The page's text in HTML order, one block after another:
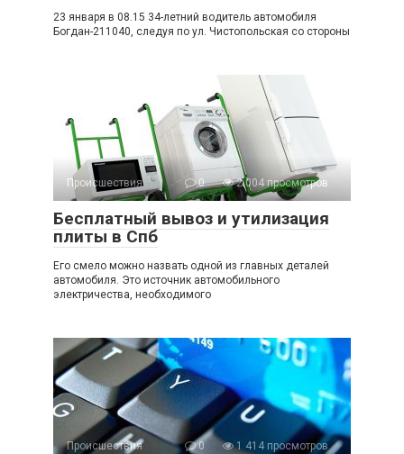
23 января в 08.15 34-летний водитель автомобиля
Богдан-211040, следуя по ул. Чистопольская со стороны
Происшествия 0 2 004 просмотров
Бесплатный вывоз и утилизация
плиты в Спб
Его смело можно назвать одной из главных деталей
автомобиля. Это источник автомобильного
электричества, необходимого
Происшествия 0 1 414 просмотров